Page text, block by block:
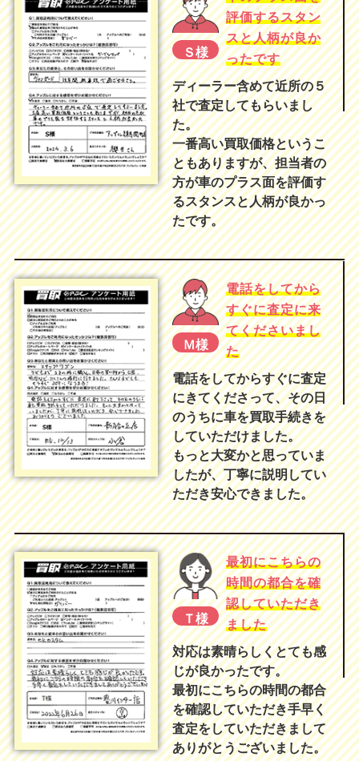
Ｓ様
評価するスタン
スと人柄が良か
ったです
ディーラー含めて近所の５
社で査定してもらいまし
た。
一番高い買取価格というこ
ともありますが、担当者の
方が車のプラス面を評価す
るスタンスと人柄が良かっ
たです。
Ｍ様
電話をしてから
すぐに査定に来
てくださいまし
た
電話をしてからすぐに査定
にきてくださって、その日
のうちに車を買取手続きを
していただけました。
もっと大変かと思っていま
したが、丁寧に説明してい
ただき安心できました。
Ｔ様
最初にこちらの
時間の都合を確
認していただき
ました
対応は素晴らしくとても感
じが良かったです。
最初にこちらの時間の都合
を確認していただき手早く
査定をしていただきまして
ありがとうございました。